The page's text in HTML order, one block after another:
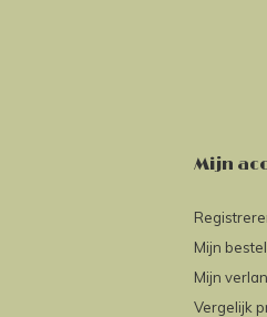
Mijn
Mijn
Mijn
Vergelijk